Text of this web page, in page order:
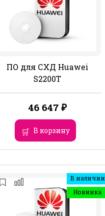
ПО для СХД Huawei
S2200T
46 647 ₽
В корзину
В наличии
Новинка